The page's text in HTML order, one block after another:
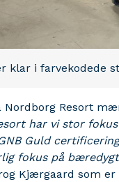
klar i farvekodede
Nordborg Resort
har vi stor
Guld
fokus på
Kjærgaard som er